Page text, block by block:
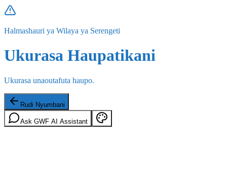
Halmashauri ya Wilaya ya Serengeti
Ukurasa Haupatikani
Ukurasa unaoutafuta haupo.
Rudi Nyumbani
Ask GWF AI Assistant